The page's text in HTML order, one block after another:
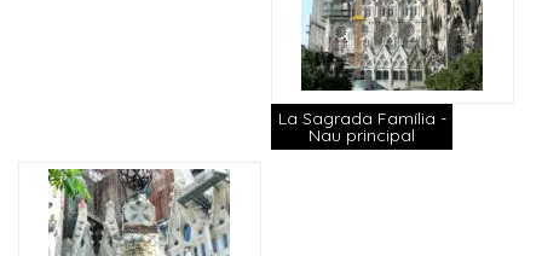
La Sagrada Família -
Nau principal